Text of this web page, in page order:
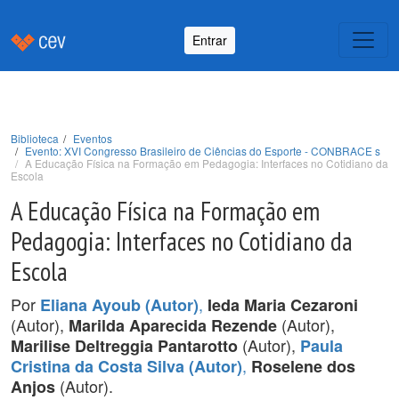
Entrar
Biblioteca
Eventos
Evento: XVI Congresso Brasileiro de Ciências do Esporte - CONBRACE s
A Educação Física na Formação em Pedagogia: Interfaces no Cotidiano da
Escola
A Educação Física na Formação em
Pedagogia: Interfaces no Cotidiano da
Escola
Por Eliana Ayoub (Autor), Ieda Maria Cezaroni
(Autor), Marilda Aparecida Rezende (Autor),
Marilise Deltreggia Pantarotto (Autor), Paula
Cristina da Costa Silva (Autor), Roselene dos
Anjos (Autor).